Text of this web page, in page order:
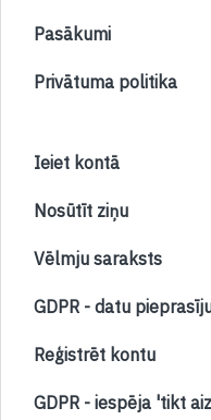
Pasākumi
Privātuma politika
Ieiet kontā
Nosūtīt ziņu
Vēlmju saraksts
GDPR - datu
Reģistrēt kontu
GDPR - iespēja 'tikt